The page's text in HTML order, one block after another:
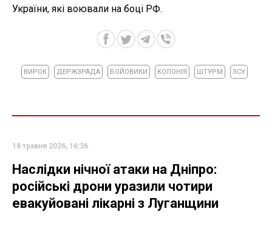
України, які воювали на боці РФ.
ВИРОК ДЕРЖЗРАДА БОЙОВИКИ КОЛОНІЯ ШТУРМ ЗСУ
18 травня 2026, 16:36
Наслідки нічної атаки на Дніпро:
російські дрони уразили чотири
евакуйовані лікарні з Луганщини